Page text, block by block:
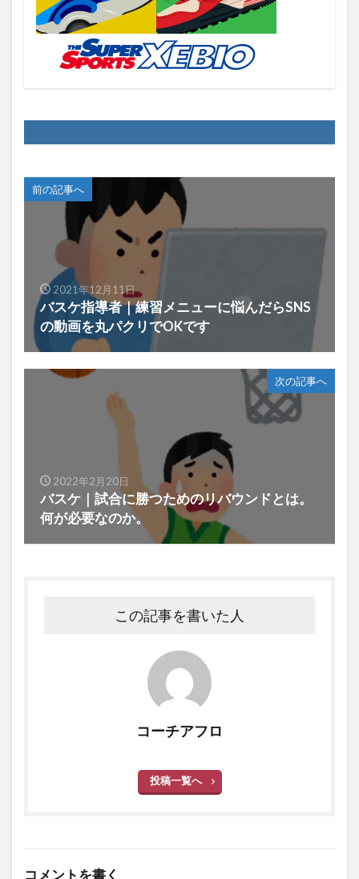
前の記事へ
2021年12月11日
バスケ指導者｜練習メニューに悩んだらSNS
の動画を丸パクリでOKです
次の記事へ
2022年2月20日
バスケ｜試合に勝つためのリバウンドとは。
何が必要なのか。
この記事を書いた人
コーチアフロ
投稿一覧へ
コメントを書く